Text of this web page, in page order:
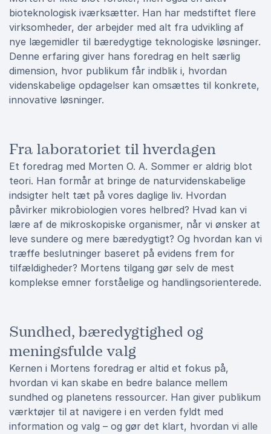
bioteknologisk iværksætter. Han har medstiftet flere
virksomheder, der arbejder med alt fra udvikling af
nye lægemidler til bæredygtige teknologiske løsninger.
Denne erfaring giver hans foredrag en helt særlig
dimension, hvor publikum får indblik i, hvordan
videnskabelige opdagelser kan omsættes til konkrete,
innovative løsninger.
Fra laboratoriet til hverdagen
Et foredrag med Morten O. A. Sommer er aldrig blot
teori. Han formår at bringe de naturvidenskabelige
indsigter helt tæt på vores daglige liv. Hvordan
påvirker mikrobiologien vores helbred? Hvad kan vi
lære af de mikroskopiske organismer, når vi ønsker at
leve sundere og mere bæredygtigt? Og hvordan kan vi
træffe beslutninger baseret på evidens frem for
tilfældigheder? Mortens tilgang gør selv de mest
komplekse emner forståelige og handlingsorienterede.
Sundhed, bæredygtighed og
meningsfulde valg
Kernen i Mortens foredrag er altid et fokus på,
hvordan vi kan skabe en bedre balance mellem
sundhed og planetens ressourcer. Han giver publikum
værktøjer til at navigere i en verden fyldt med
information og valg – og gør det klart, hvordan vi alle